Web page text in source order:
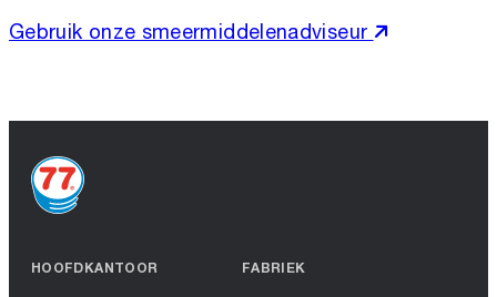
Gebruik onze smeermiddelenadviseur
HOOFDKANTOOR FABRIEK